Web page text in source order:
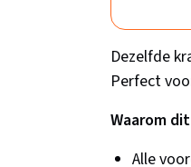
Dezelfde
Perfect
Waarom
Alle